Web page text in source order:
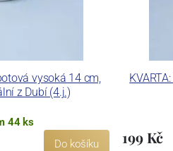
vysoká 14 cm,
z Dubí (4.j.)
44 ks
Do košíku 199 Kč